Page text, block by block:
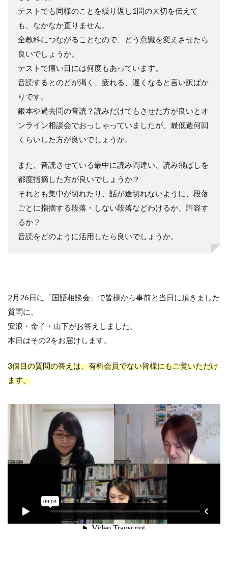
テストでも同様のことを繰り返し1問の大切を伝えて
も、なかなか直りません。
全教科につながることなので、どう意識を変えさせたら
良いでしょうか。
テストで痛い目には何度もあっています。
音読するとのどが渇く、疲れる、遅くなると言い訳ばか
りです。
銀本や過去問の音読？読みだけでもさせた方が良いとオ
ンライン相談会でおっしゃっていましたが、最低週何回
くらいした方が良いでしょうか。
また、音読させている最中に読み間違い、読み飛ばしを
都度指摘した方が良いでしょうか？
それとも集中が切れたり、話が途切れないように、段落
ごとに指摘する段落・しない段落などわけるか、許容す
るか？
音読をどのように活用したら良いでしょうか。
2月26日に「国語相談会」で皆様から事前と当日に頂きました
質問に、
安浪・金子・山下がお答えしました。
本日はその2をお届けします。
3個目の質問の答えは、有料会員でない皆様にもご覧いただけ
ます。